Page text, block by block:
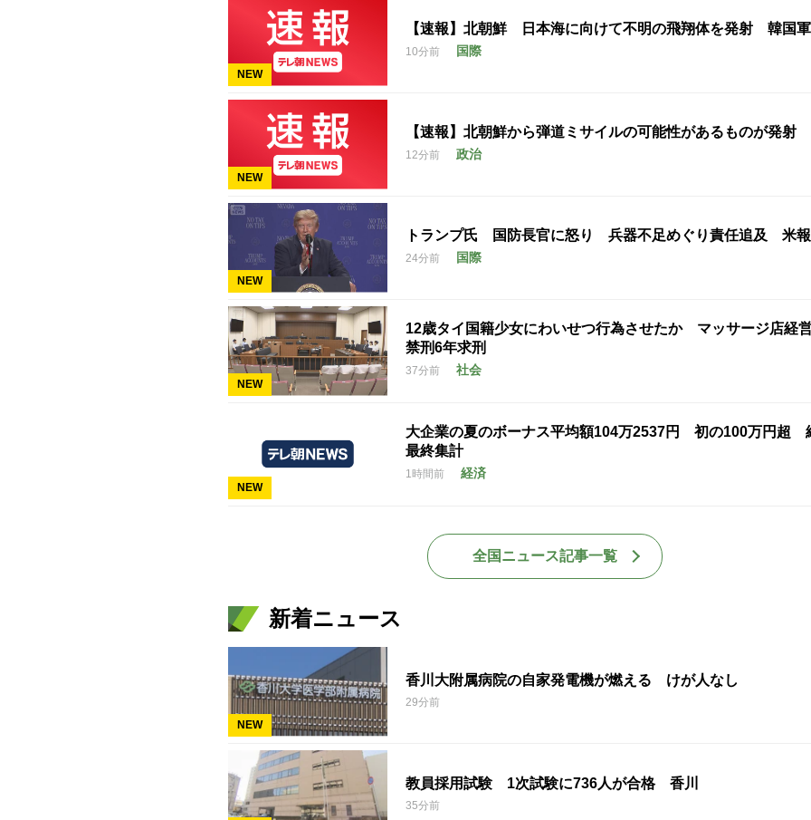
NEW
【速報】北朝鮮 日本海に向けて不明の飛翔体を発射 韓国軍
10分前 国際
NEW
【速報】北朝鮮から弾道ミサイルの可能性があるものが発射
12分前 政治
NEW
トランプ氏 国防長官に怒り 兵器不足めぐり責任追及 米
24分前 国際
NEW
12歳タイ国籍少女にわいせつ行為させたか マッサージ店経
禁刑6年求刑
37分前 社会
NEW
大企業の夏のボーナス平均額104万2537円 初の100万円超
最終集計
1時間前 経済
全国ニュース記事一覧
新着ニュース
NEW
香川大附属病院の自家発電機が燃える けが人なし
29分前
教員採用試験 1次試験に736人が合格 香川
35分前